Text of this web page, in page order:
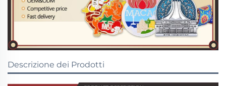
Descrizione dei Prodotti